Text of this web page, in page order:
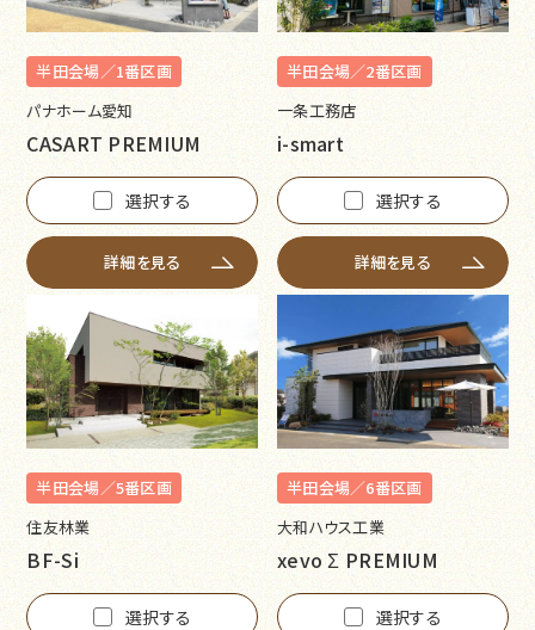
半田会場／1番区画
パナホーム愛知
CASART PREMIUM
選択する
詳細を見る
半田会場／2番区画
一条工務店
i-smart
選択する
詳細を見る
半田会場／5番区画
住友林業
BF-Si
選択する
半田会場／6番区画
大和ハウス工業
xevo Σ PREMIUM
選択する